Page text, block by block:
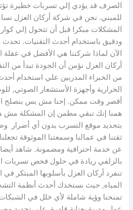
الصرف قد يؤدي إلي تسربات خطيرة تؤثر
للمبني. نحن في شركة أركان العزل
المشكلات مبكرا قبل أن تتحول إلي
ودقيق باستخدام أحدث التقنيات.
الآن لماذا شركتنا هي الأفضل في عقلة
أركان العزل نؤمن أن الجودة تبدأ من
من الخبراء المدربين علي استخدام
الحرارية وأجهزة الأستشعار الصوتي,
أقصر وقت ممكن. إحنا مش بس بنصلح
همنا إنك تبقي مطمن إن المشكلة مش
بتحديد موقع التسرب بدون أي أضرار
ثقتنا في عمالنا وسمعتنا الموثوقة
عن خدمة احترافية ومضمونة. شاهد
بالزلفي ريادة في حلول فحص تسربات
تنفرد أركان العزل بأسلوبها المبتكر
المياه, حيث نستخدك أحدث أنظمة
تمنحنا وؤية شاملة لأي خلل في